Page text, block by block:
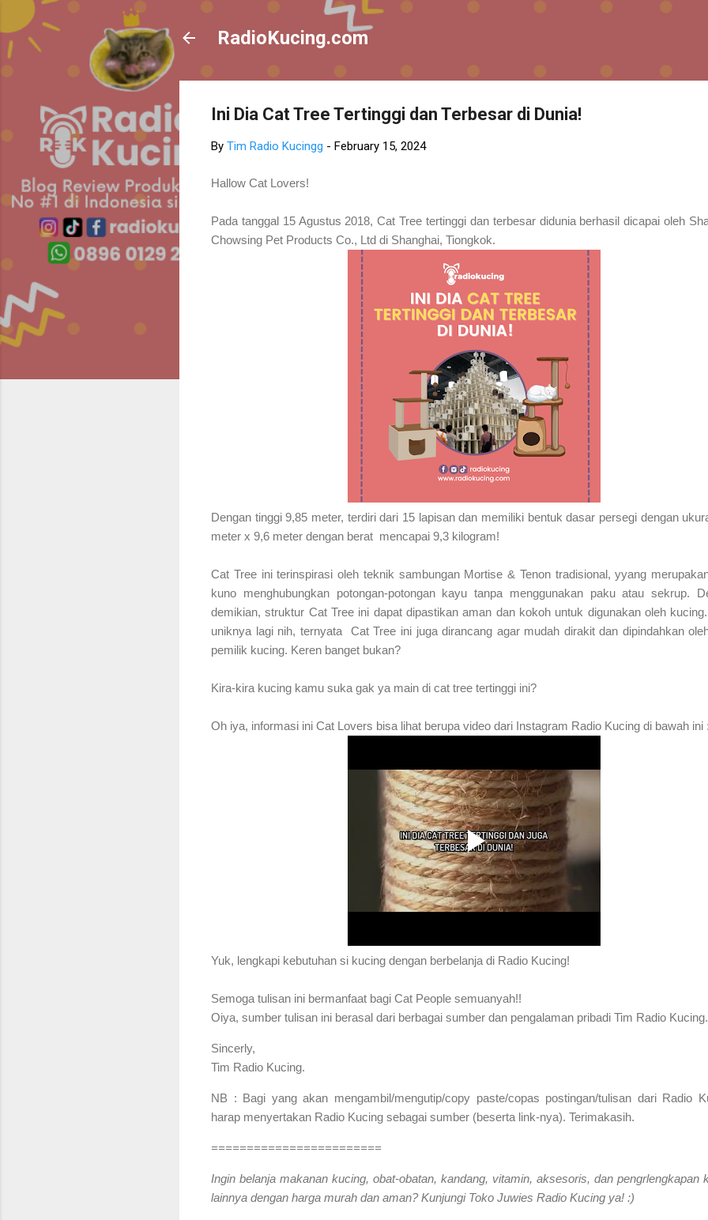
RadioKucing.com
Ini Dia Cat Tree Tertinggi dan Terbesar di Dunia!
By Tim Radio Kucingg - February 15, 2024
Hallow Cat Lovers!
Pada tanggal 15 Agustus 2018, Cat Tree tertinggi dan terbesar didunia berhasil dicapai oleh
Chowsing Pet Products Co., Ltd di Shanghai, Tiongkok.
Dengan tinggi 9,85 meter, terdiri dari 15 lapisan dan memiliki bentuk dasar persegi dengan
meter x 9,6 meter dengan berat mencapai 9,3 kilogram!
Cat Tree ini terinspirasi oleh teknik sambungan Mortise & Tenon tradisional, yyang
kuno menghubungkan potongan-potongan kayu tanpa menggunakan paku atau sekrup.
demikian, struktur Cat Tree ini dapat dipastikan aman dan kokoh untuk digunakan oleh
uniknya lagi nih, ternyata Cat Tree ini juga dirancang agar mudah dirakit dan dipindahkan
pemilik kucing. Keren banget bukan?
Kira-kira kucing kamu suka gak ya main di cat tree tertinggi ini?
Oh iya, informasi ini Cat Lovers bisa lihat berupa video dari Instagram Radio Kucing di bawah ini
Yuk, lengkapi kebutuhan si kucing dengan berbelanja di Radio Kucing!
Semoga tulisan ini bermanfaat bagi Cat People semuanyah!!
Oiya, sumber tulisan ini berasal dari berbagai sumber dan pengalaman pribadi Tim Radio Kucing.
Sincerly,
Tim Radio Kucing.
NB : Bagi yang akan mengambil/mengutip/copy paste/copas postingan/tulisan dari Radio
harap menyertakan Radio Kucing sebagai sumber (beserta link-nya). Terimakasih.
========================
Ingin belanja makanan kucing, obat-obatan, kandang, vitamin, aksesoris, dan pengrlengkapan
lainnya dengan harga murah dan aman? Kunjungi Toko Juwies Radio Kucing ya! :)